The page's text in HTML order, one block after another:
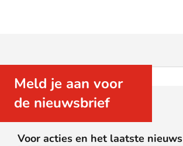
Meld je aan voor
de nieuwsbrief
Voor acties en het laatste nieuws